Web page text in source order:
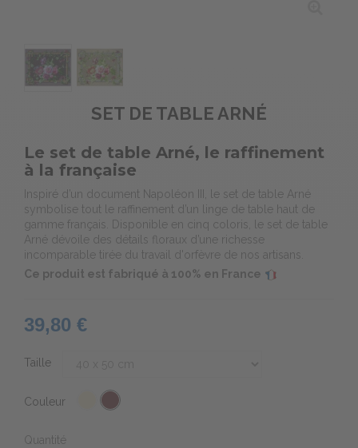
SET DE TABLE ARNÉ
Le set de table Arné, le raffinement
à la française
Inspiré d’un document Napoléon III, le set de table Arné
symbolise tout le raffinement d’un linge de table haut de
gamme français. Disponible en cinq coloris, le set de table
Arné dévoile des détails floraux d’une richesse
incomparable tirée du travail d'orfèvre de nos artisans.
Ce produit est fabriqué à 100% en France
39,80 €
Taille
Couleur
Quantité